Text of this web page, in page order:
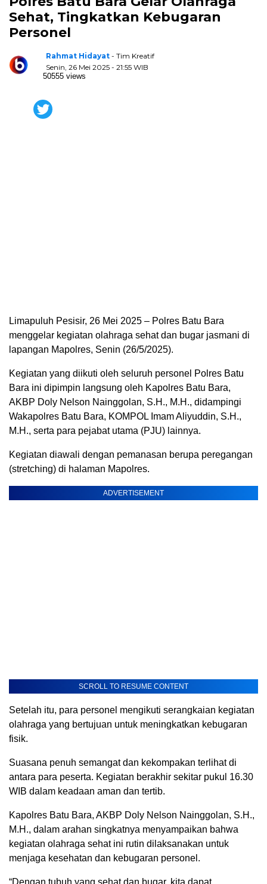
Sehat, Tingkatkan Kebugaran
Personel
Rahmat Hidayat - Tim Kreatif
Senin, 26 Mei 2025 - 21:55 WIB
50555 views
Limapuluh Pesisir, 26 Mei 2025 – Polres Batu Bara
menggelar kegiatan olahraga sehat dan bugar jasmani di
lapangan Mapolres, Senin (26/5/2025).
Kegiatan yang diikuti oleh seluruh personel Polres Batu
Bara ini dipimpin langsung oleh Kapolres Batu Bara,
AKBP Doly Nelson Nainggolan, S.H., M.H., didampingi
Wakapolres Batu Bara, KOMPOL Imam Aliyuddin, S.H.,
M.H., serta para pejabat utama (PJU) lainnya.
Kegiatan diawali dengan pemanasan berupa peregangan
(stretching) di halaman Mapolres.
ADVERTISEMENT
SCROLL TO RESUME CONTENT
Setelah itu, para personel mengikuti serangkaian kegiatan
olahraga yang bertujuan untuk meningkatkan kebugaran
fisik.
Suasana penuh semangat dan kekompakan terlihat di
antara para peserta. Kegiatan berakhir sekitar pukul 16.30
WIB dalam keadaan aman dan tertib.
Kapolres Batu Bara, AKBP Doly Nelson Nainggolan, S.H.,
M.H., dalam arahan singkatnya menyampaikan bahwa
kegiatan olahraga sehat ini rutin dilaksanakan untuk
menjaga kesehatan dan kebugaran personel.